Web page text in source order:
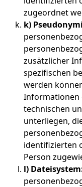
zugeordnet
k)
zusätzlicher
spezifischen
werden
Informationen
technischen
unterliegen,
identifizierten
Person
l)